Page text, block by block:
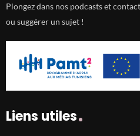
Plongez dans nos podcasts et
ou suggérer un sujet !
Liens utiles